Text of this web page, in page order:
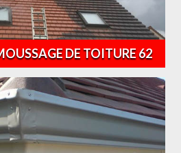
DE TOITURE 62